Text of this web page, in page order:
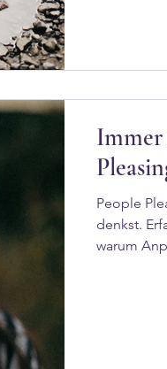
Der
Immer
People
denkst.
warum